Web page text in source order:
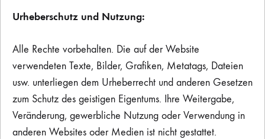
Urheberschutz und Nutzung:
Alle Rechte vorbehalten. Die auf der Website
verwendeten Texte, Bilder, Grafiken, Metatags, Dateien
usw. unterliegen dem Urheberrecht und anderen Gesetzen
zum Schutz des geistigen Eigentums. Ihre Weitergabe,
Veränderung, gewerbliche Nutzung oder Verwendung in
anderen Websites oder Medien ist nicht gestattet.